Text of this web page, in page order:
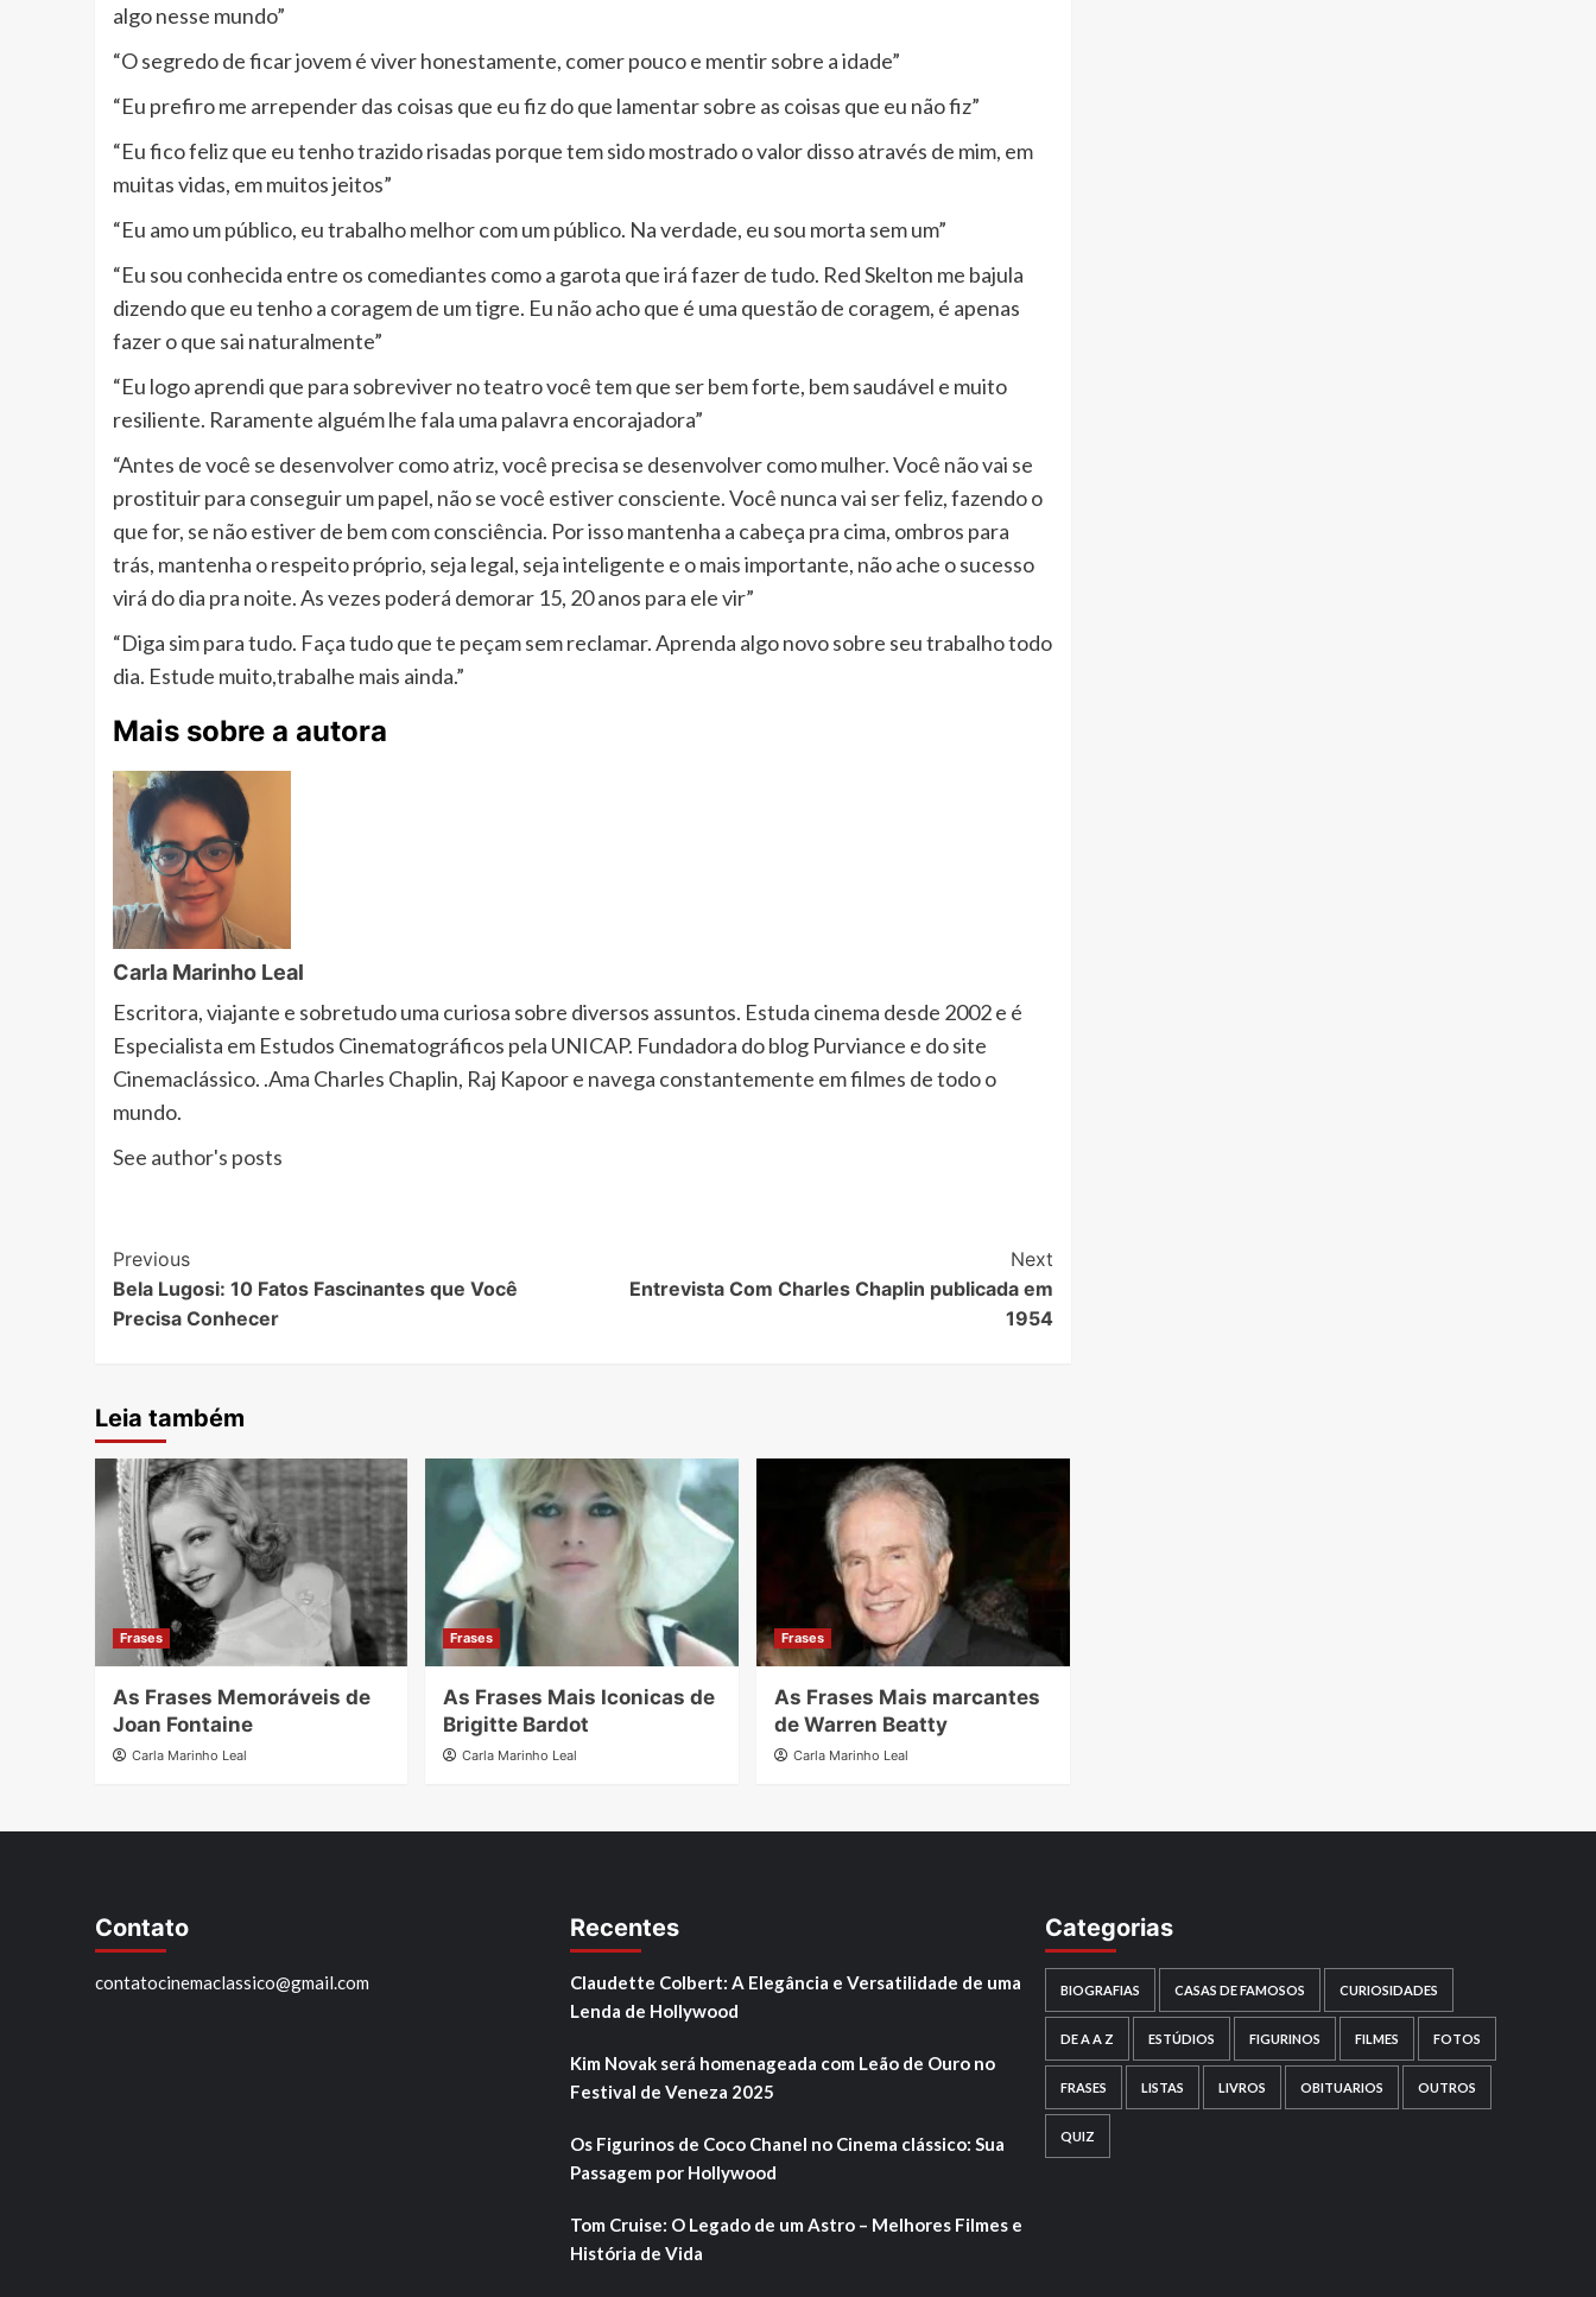
algo nesse mundo”
“O segredo de ficar jovem é viver honestamente, comer pouco e mentir sobre a idade”
“Eu prefiro me arrepender das coisas que eu fiz do que lamentar sobre as coisas que eu não fiz”
“Eu fico feliz que eu tenho trazido risadas porque tem sido mostrado o valor disso através de mim, em
muitas vidas, em muitos jeitos”
“Eu amo um público, eu trabalho melhor com um público. Na verdade, eu sou morta sem um”
“Eu sou conhecida entre os comediantes como a garota que irá fazer de tudo. Red Skelton me bajula
dizendo que eu tenho a coragem de um tigre. Eu não acho que é uma questão de coragem, é apenas
fazer o que sai naturalmente”
“Eu logo aprendi que para sobreviver no teatro você tem que ser bem forte, bem saudável e muito
resiliente. Raramente alguém lhe fala uma palavra encorajadora”
“Antes de você se desenvolver como atriz, você precisa se desenvolver como mulher. Você não vai se
prostituir para conseguir um papel, não se você estiver consciente. Você nunca vai ser feliz, fazendo o
que for, se não estiver de bem com consciência. Por isso mantenha a cabeça pra cima, ombros para
trás, mantenha o respeito próprio, seja legal, seja inteligente e o mais importante, não ache o sucesso
virá do dia pra noite. As vezes poderá demorar 15, 20 anos para ele vir”
“Diga sim para tudo. Faça tudo que te peçam sem reclamar. Aprenda algo novo sobre seu trabalho todo
dia. Estude muito,trabalhe mais ainda.”
Mais sobre a autora
Carla Marinho Leal
Escritora, viajante e sobretudo uma curiosa sobre diversos assuntos. Estuda cinema desde 2002 e é
Especialista em Estudos Cinematográficos pela UNICAP. Fundadora do blog Purviance e do site
Cinemaclássico. .Ama Charles Chaplin, Raj Kapoor e navega constantemente em filmes de todo o
mundo.
See author's posts
Post
Navigation
Previous
Bela Lugosi: 10 Fatos Fascinantes que Você
Precisa Conhecer
Next
Entrevista Com Charles Chaplin publicada em
1954
Leia também
Frases
As Frases Memoráveis de
Joan Fontaine
Carla Marinho Leal
Frases
As Frases Mais Iconicas de
Brigitte Bardot
Carla Marinho Leal
Frases
As Frases Mais marcantes
de Warren Beatty
Carla Marinho Leal
Contato
contatocinemaclassico@gmail.com
Recentes
Claudette Colbert: A Elegância e Versatilidade de uma
Lenda de Hollywood
Kim Novak será homenageada com Leão de Ouro no
Festival de Veneza 2025
Os Figurinos de Coco Chanel no Cinema clássico: Sua
Passagem por Hollywood
Tom Cruise: O Legado de um Astro – Melhores Filmes e
História de Vida
Categorias
BIOGRAFIAS CASAS DE FAMOSOS CURIOSIDADES
DE A A Z ESTÚDIOS FIGURINOS FILMES FOTOS
FRASES LISTAS LIVROS OBITUARIOS OUTROS
QUIZ